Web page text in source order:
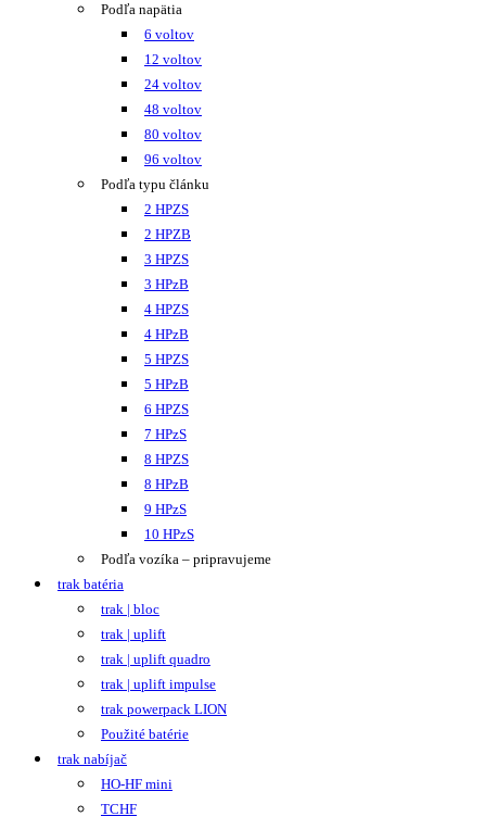
Podľa napätia
6 voltov
12 voltov
24 voltov
48 voltov
80 voltov
96 voltov
Podľa typu článku
2 HPZS
2 HPZB
3 HPZS
3 HPzB
4 HPZS
4 HPzB
5 HPZS
5 HPzB
6 HPZS
7 HPzS
8 HPZS
8 HPzB
9 HPzS
10 HPzS
Podľa vozíka – pripravujeme
trak batéria
trak | bloc
trak | uplift
trak | uplift quadro
trak | uplift impulse
trak powerpack LION
Použité batérie
trak nabíjač
HO-HF mini
TCHF